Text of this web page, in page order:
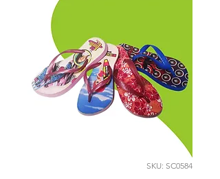
SKU: SC0584